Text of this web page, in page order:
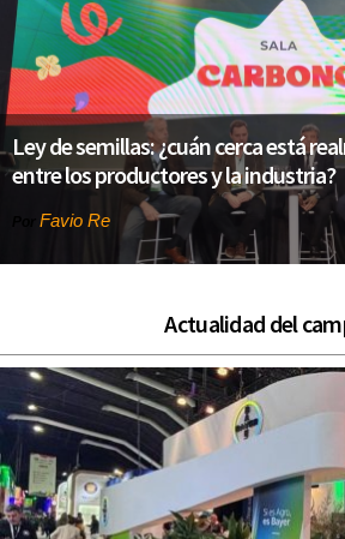
Ley de semillas: ¿cuán cerca está
entre los productores y la industria?
Favio Re
Actualidad del